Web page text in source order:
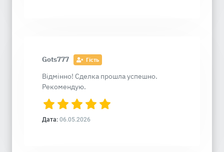
Gots777 Гість
Відмінно! Сделка прошла успешно.
Рекомендую.
Дата: 06.05.2026